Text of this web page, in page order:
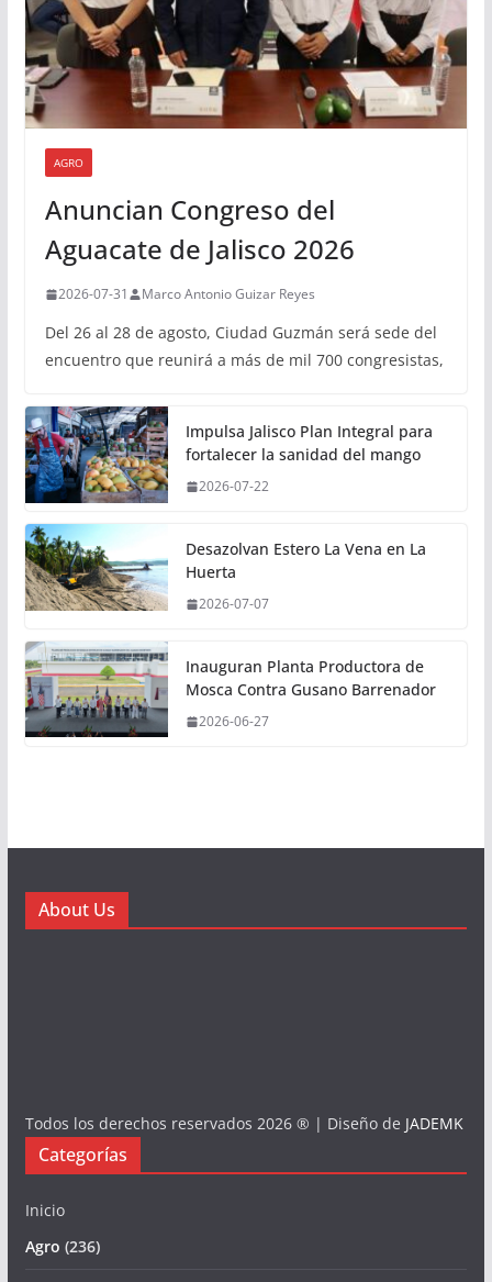
AGRO
Anuncian Congreso del
Aguacate de Jalisco 2026
2026-07-31 Marco Antonio Guizar Reyes
Del 26 al 28 de agosto, Ciudad Guzmán será sede del
encuentro que reunirá a más de mil 700 congresistas,
Impulsa Jalisco Plan Integral para
fortalecer la sanidad del mango
2026-07-22
Desazolvan Estero La Vena en La
Huerta
2026-07-07
Inauguran Planta Productora de
Mosca Contra Gusano Barrenador
2026-06-27
About Us
Todos los derechos reservados 2026 ® | Diseño de JADEMK
Categorías
Inicio
Agro (236)